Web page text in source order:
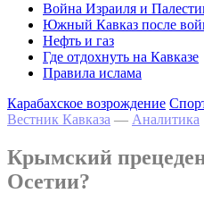
Война Израиля и
Южный Кавказ после
Нефть и газ
Где отдохнуть на Кавказе
Правила ислама
Карабахское возрождение
Вестник Кавказа — Аналитика
Крымский
Осетии?